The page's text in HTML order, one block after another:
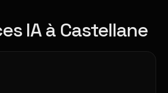
IA à Castellane